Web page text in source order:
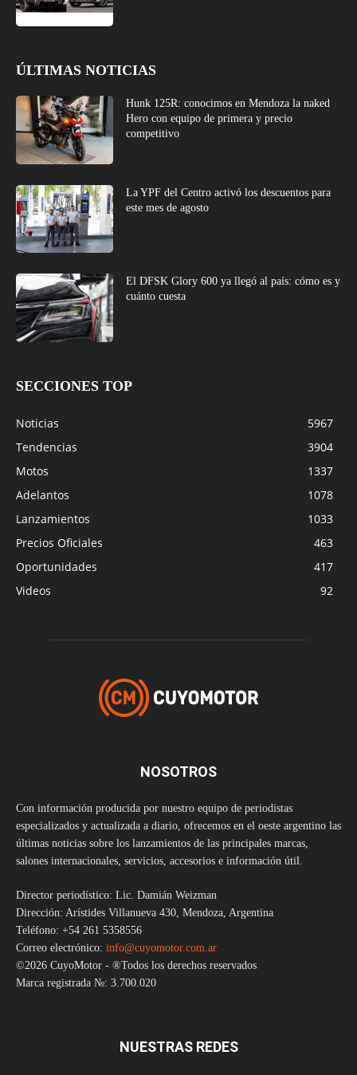
ÚLTIMAS NOTICIAS
Hunk 125R: conocimos en Mendoza la naked
Hero con equipo de primera y precio
competitivo
La YPF del Centro activó los descuentos para
este mes de agosto
El DFSK Glory 600 ya llegó al país: cómo es y
cuánto cuesta
SECCIONES TOP
Noticias
5967
Tendencias
3904
Motos
1337
Adelantos
1078
Lanzamientos
1033
Precios Oficiales
463
Oportunidades
417
Videos
92
NOSOTROS
Con información producida por nuestro equipo de periodistas
especializados y actualizada a diario, ofrecemos en el oeste argentino las
últimas noticias sobre los lanzamientos de las principales marcas,
salones internacionales, servicios, accesorios e información útil.
Director periodístico: Lic. Damián Weizman
Dirección: Arístides Villanueva 430, Mendoza, Argentina
Teléfono: +54 261 5358556
Correo electrónico: info@cuyomotor.com.ar
©2026 CuyoMotor - ®Todos los derechos reservados
Marca registrada №: 3.700.020
NUESTRAS REDES